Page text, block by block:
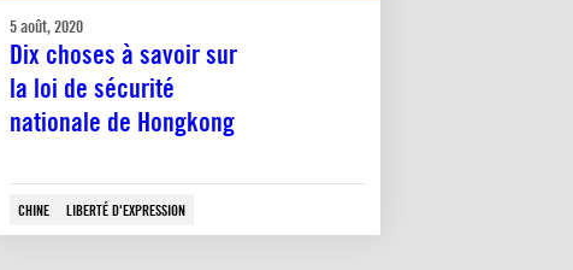
5 août, 2020
Dix choses à savoir sur
la loi de sécurité
nationale de Hongkong
CHINE LIBERTÉ D'EXPRESSION